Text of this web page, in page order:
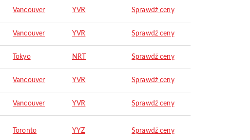
Vancouver YVR Sprawdź ceny
Vancouver YVR Sprawdź ceny
Tokyo NRT Sprawdź ceny
Vancouver YVR Sprawdź ceny
Vancouver YVR Sprawdź ceny
Toronto YYZ Sprawdź ceny